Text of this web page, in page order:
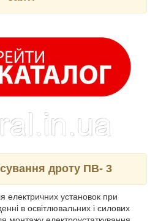
дроту ПВ- 3
електричних установок при
в освітлювальних і силових